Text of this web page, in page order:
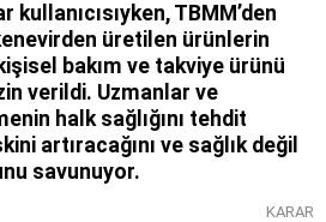
kullanıcısıyken, TBMM’den
üretilen ürünlerin
bakım ve takviye ürünü
verildi. Uzmanlar ve
halk sağlığını tehdit
artıracağını ve sağlık değil
savunuyor.
KARAR